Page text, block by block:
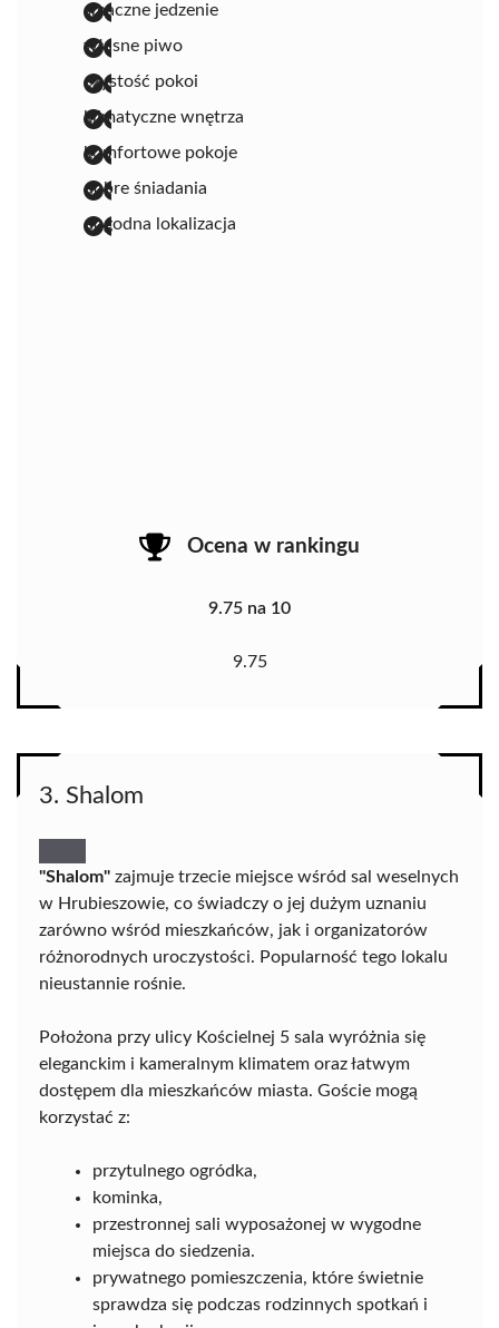
smaczne jedzenie
własne piwo
czystość pokoi
klimatyczne wnętrza
komfortowe pokoje
dobre śniadania
dogodna lokalizacja
Ocena w rankingu
9.75 na 10
9.75
3. Shalom
"Shalom" zajmuje trzecie miejsce wśród sal weselnych
w Hrubieszowie, co świadczy o jej dużym uznaniu
zarówno wśród mieszkańców, jak i organizatorów
różnorodnych uroczystości. Popularność tego lokalu
nieustannie rośnie.
Położona przy ulicy Kościelnej 5 sala wyróżnia się
eleganckim i kameralnym klimatem oraz łatwym
dostępem dla mieszkańców miasta. Goście mogą
korzystać z:
przytulnego ogródka,
kominka,
przestronnej sali wyposażonej w wygodne
miejsca do siedzenia.
prywatnego pomieszczenia, które świetnie
sprawdza się podczas rodzinnych spotkań i